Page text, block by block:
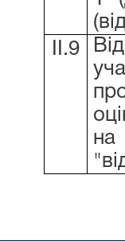
ІІ.9